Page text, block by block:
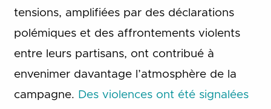
tensions, amplifiées par des déclarations
polémiques et des affrontements violents
entre leurs partisans, ont contribué à
envenimer davantage l’atmosphère de la
campagne. Des violences ont été signalées